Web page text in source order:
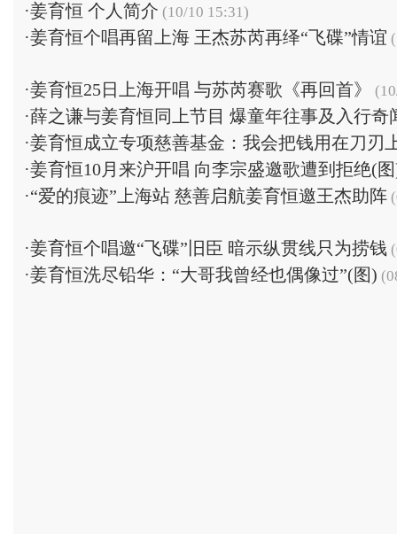
·姜育恒 个人简介 (10/10 15:31)
·姜育恒个唱再留上海 王杰苏芮再绎“飞碟”情谊
·姜育恒25日上海开唱 与苏芮赛歌《再回首》
·薛之谦与姜育恒同上节目 爆童年往事及入行奇
·姜育恒成立专项慈善基金：我会把钱用在刀刃
·姜育恒10月来沪开唱 向李宗盛邀歌遭到拒绝(
·“爱的痕迹”上海站 慈善启航姜育恒邀王杰助阵
·姜育恒个唱邀“飞碟”旧臣 暗示纵贯线只为捞钱
·姜育恒洗尽铅华：“大哥我曾经也偶像过”(图)